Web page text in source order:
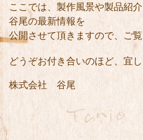
ここでは、製作風景や製品紹
谷尾の最新情報を
公開させて頂きますので、ご
どうぞお付き合いのほど、宜
株式会社 谷尾